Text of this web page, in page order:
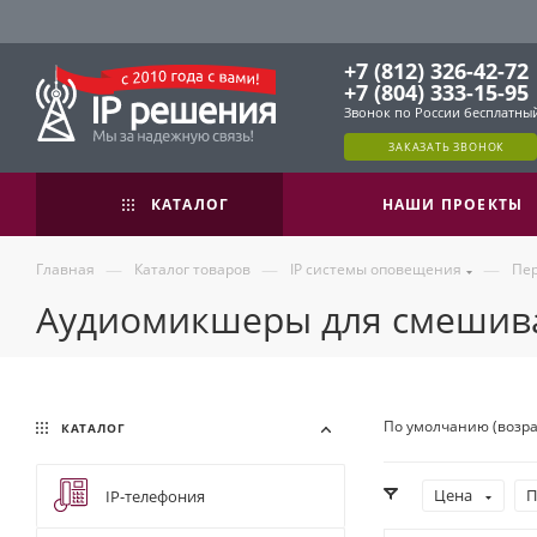
+7 (812) 326-42-72
+7 (804) 333-15-95
Звонок по России
ЗАКАЗАТЬ ЗВОНОК
КАТАЛОГ НАШИ ПРОЕКТЫ
Главная — Каталог товаров — IP системы оповещения —
Аудиомикшеры для
По умолчанию
Цена
КАТАЛОГ
IP-телефония